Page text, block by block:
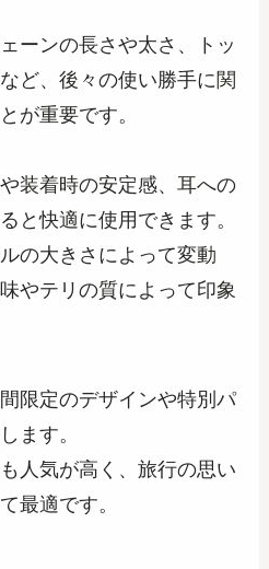
ーンの長さや太さ、トッ
ど、後々の使い勝手に関
が重要です。
装着時の安定感、耳への
と快適に使用できます。
の大きさによって変動
やテリの質によって印象
限定のデザインや特別パ
ます。
人気が高く、旅行の思い
最適です。